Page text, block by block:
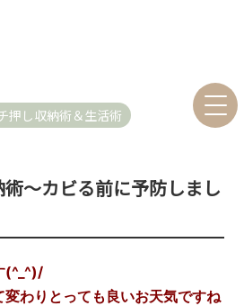
押し収納術＆生活術
～カビる前に予防しまし
(^_^)/
わりとっても良いお天気ですね